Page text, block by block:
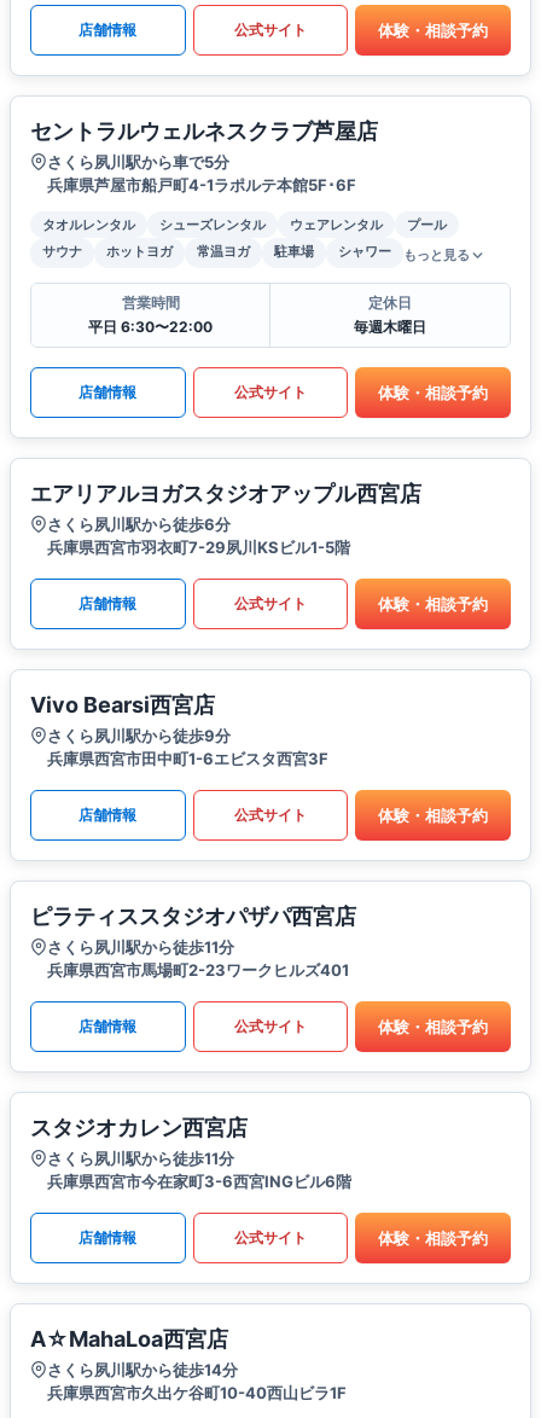
店舗情報 公式サイト 体験・相談予約
セントラルウェルネスクラブ芦屋店
さくら夙川駅から車で5分
兵庫県芦屋市船戸町4-1ラポルテ本館5F･6F
タオルレンタル シューズレンタル ウェアレンタル
プール
サウナ
ホットヨガ 常温ヨガ 駐車場 シャワー もっと見る
営業時間
平日 6:30〜22:00
定休日
毎週木曜日
店舗情報 公式サイト 体験・相談予約
エアリアルヨガスタジオアップル西宮店
さくら夙川駅から徒歩6分
兵庫県西宮市羽衣町7-29夙川KSビル1-5階
店舗情報 公式サイト 体験・相談予約
Vivo Bearsi西宮店
さくら夙川駅から徒歩9分
兵庫県西宮市田中町1-6エビスタ西宮3F
店舗情報 公式サイト 体験・相談予約
ピラティススタジオパザパ西宮店
さくら夙川駅から徒歩11分
兵庫県西宮市馬場町2-23ワークヒルズ401
店舗情報 公式サイト 体験・相談予約
スタジオカレン西宮店
さくら夙川駅から徒歩11分
兵庫県西宮市今在家町3-6西宮INGビル6階
店舗情報 公式サイト 体験・相談予約
A☆MahaLoa西宮店
さくら夙川駅から徒歩14分
兵庫県西宮市久出ケ谷町10-40西山ビラ1F